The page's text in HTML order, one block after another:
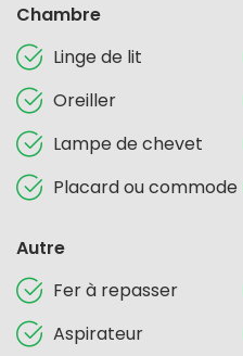
Chambre
Linge de lit
Oreiller
Lampe de chevet
Placard ou commode
Autre
Fer à repasser
Aspirateur